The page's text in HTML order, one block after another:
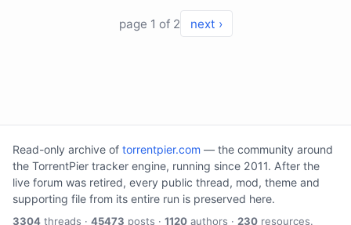
page 1 of 2 next ›
Read-only archive of torrentpier.com — the community around
the TorrentPier tracker engine, running since 2011. After the
live forum was retired, every public thread, mod, theme and
supporting file from its entire run is preserved here.
3304 threads · 45473 posts · 1120 authors · 230 resources.